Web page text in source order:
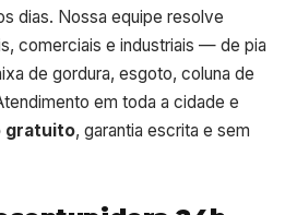
dias. Nossa equipe resolve
comerciais e industriais — de pia
de gordura, esgoto, coluna de
em toda a cidade e
gratuito, garantia escrita e sem